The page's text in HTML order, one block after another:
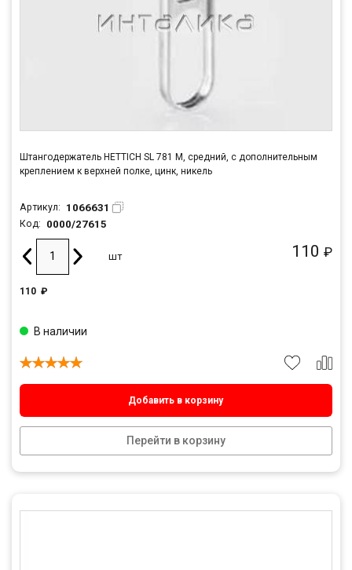
Штангодержатель HETTICH SL 781 M, средний, с дополнительным
креплением к верхней полке, цинк, никель
Артикул: 1066631
Код: 0000/27615
110 ₽
шт
110 ₽
Добавить в корзину
Перейти в корзину
В наличии